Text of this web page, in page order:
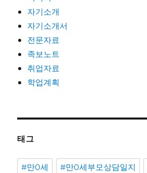
자기소개
자기소개서
전문자료
족보노트
취업자료
학업계획
태그
#만0세 #만0세부모상담일지